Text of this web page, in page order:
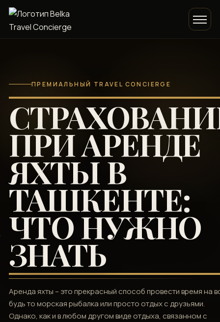
ПРЕМИАЛЬНЫЙ TRAVEL CONCIERGE
ПРИ АРЕНДЕ
ЯХТЫ В
ТАШКЕНТЕ:
ЧТО НУЖНО
ЗНАТЬ
Аренда яхты – это прекрасный способ провести время на
будь то морская рыбалка или просто отдых с друзьями.
Однако, как и в любом другом виде отдыха, связанном с